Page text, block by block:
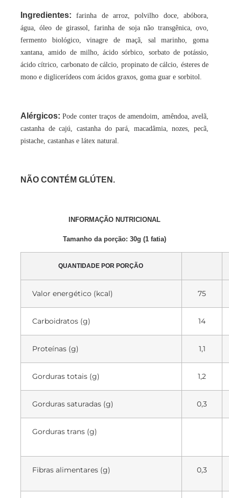
Ingredientes:farinha de arroz, polvilho doce, abóbora,
água, óleo de girassol, farinha de soja não transgênica, ovo,
fermento biológico, vinagre de maçã, sal marinho, goma
xantana, amido de milho, ácido sórbico, sorbato de potássio,
ácido cítrico, carbonato de cálcio, propinato de cálcio, ésteres de
mono e diglicerídeos com ácidos graxos, goma guar e sorbitol.
Alérgicos:Pode conter traços de amendoim, amêndoa, avelã,
castanha de cajú, castanha do pará, macadâmia, nozes, pecã,
pistache, castanhas e látex natural.
NÃO CONTÉM GLÚTEN.
INFORMAÇÃO NUTRICIONAL
Tamanho da porção: 30g (1 fatia)
QUANTIDADE POR PORÇÃO
Valor energético (kcal) 75
Carboidratos (g) 14
Proteínas (g) 1,1
Gorduras totais (g) 1,2
Gorduras saturadas (g) 0,3
Gorduras trans (g)
Fibras alimentares (g) 0,3